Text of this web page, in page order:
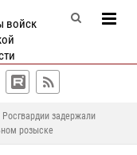
войск
задержали
розыске